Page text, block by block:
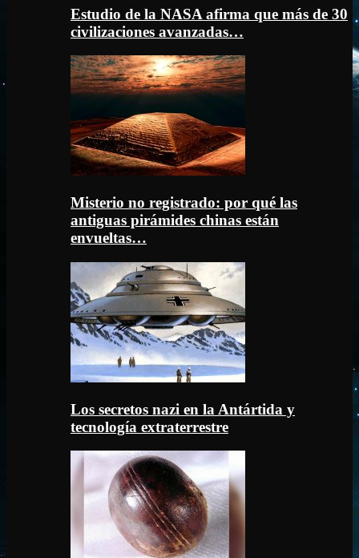
Estudio de la NASA afirma que más de 30
civilizaciones avanzadas…
Misterio no registrado: por qué las
antiguas pirámides chinas están
envueltas…
Los secretos nazi en la Antártida y
tecnología extraterrestre